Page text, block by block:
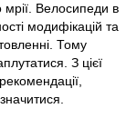
мрії. Велосипеди в
модифікацій та
Тому
З цієї